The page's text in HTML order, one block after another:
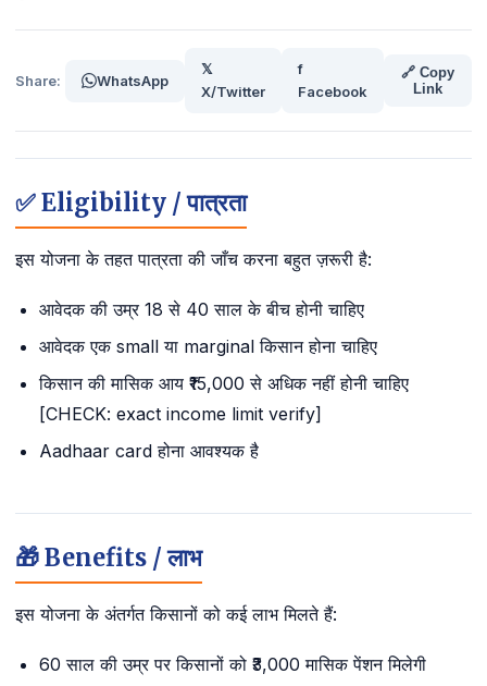
Share: WhatsApp
𝕏
X/Twitter
f
Facebook
🔗 Copy
Link
✅ Eligibility / पात्रता
इस योजना के तहत पात्रता की जाँच करना बहुत ज़रूरी है:
आवेदक की उम्र 18 से 40 साल के बीच होनी चाहिए
आवेदक एक small या marginal किसान होना चाहिए
किसान की मासिक आय ₹15,000 से अधिक नहीं होनी चाहिए
[CHECK: exact income limit verify]
Aadhaar card होना आवश्यक है
🎁 Benefits / लाभ
इस योजना के अंतर्गत किसानों को कई लाभ मिलते हैं:
60 साल की उम्र पर किसानों को ₹3,000 मासिक पेंशन मिलेगी